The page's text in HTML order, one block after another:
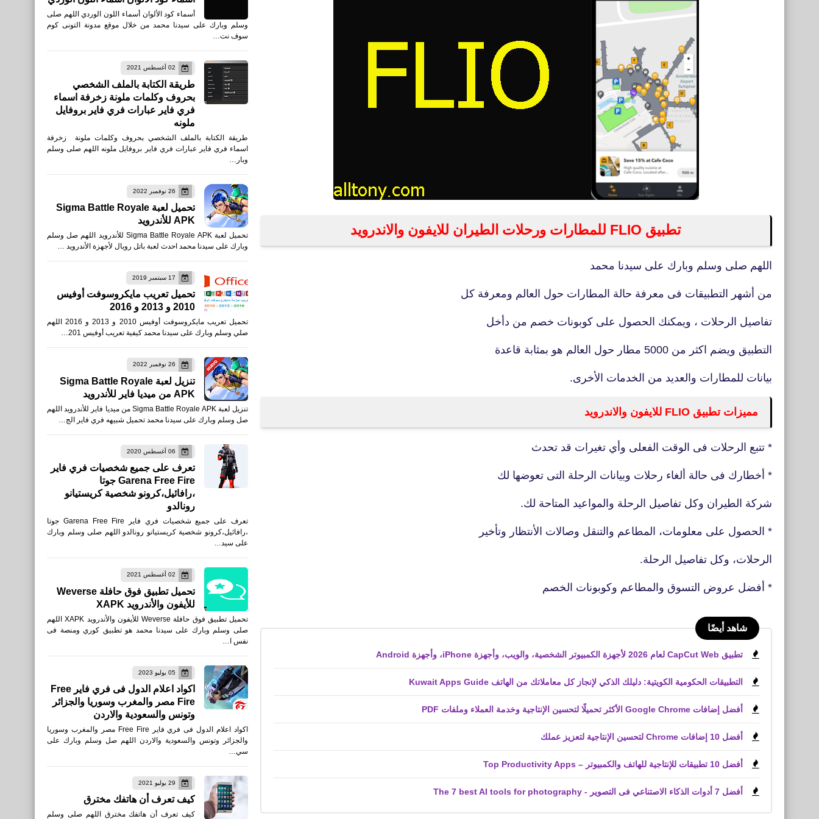
تطبيق FLIO للمطارات ورحلات الطيران للايفون والاندرويد
اللهم صلى وسلم وبارك على سيدنا محمد
من أشهر التطبيقات فى معرفة حالة المطارات حول العالم ومعرفة كل
تفاصيل الرحلات ، ويمكنك الحصول على كوبونات خصم من دأخل
التطبيق ويضم اكثر من 5000 مطار حول العالم هو بمثابة قاعدة
بيانات للمطارات والعديد من الخدمات الأخرى.
مميزات تطبيق FLIO للايفون والاندرويد
* تتبع الرحلات فى الوقت الفعلى وأي تغيرات قد تحدث
* أخطارك فى حالة ألغاء رحلات وبيانات الرحلة التى تعوضها لك
شركة الطيران وكل تفاصيل الرحلة والمواعيد المتاحة لك.
* الحصول على معلومات، المطاعم والتنقل وصالات الأنتظار وتأخير
الرحلات، وكل تفاصيل الرحلة.
* أفضل عروض التسوق والمطاعم وكوبونات الخصم
شاهد أيضًا
تطبيق CapCut Web لعام 2026 لأجهزة الكمبيوتر الشخصية، والويب، وأجهزة iPhone، وأجهزة Android
التطبيقات الحكومية الكويتية: دليلك الذكي لإنجاز كل معاملاتك من الهاتف Kuwait Apps Guide
أفضل إضافات Google Chrome الأكثر تحميلًا لتحسين الإنتاجية وخدمة العملاء وملفات PDF
أفضل 10 إضافات Chrome لتحسين الإنتاجية لتعزيز عملك
أفضل 10 تطبيقات للإنتاجية للهاتف والكمبيوتر – Top Productivity Apps
أفضل 7 أدوات الذكاء الاصتناعي فى التصوير - The 7 best AI tools for photography
أسماء كود الألوان أسماء اللون الوردي اللهم صلى
وسلم وبارك على سيدنا محمد من خلال موقع مدونة التونى كوم
سوف نت…
02 أغسطس 2021
طريقة الكتابة بالملف الشخصي
بحروف وكلمات ملونة زخرفة اسماء
فري فاير عبارات فري فاير بروفايل
ملونه
طريقة الكتابة بالملف الشخصي بحروف وكلمات ملونة زخرفة
اسماء فري فاير عبارات فري فاير بروفايل ملونه اللهم صلى وسلم
وبار…
26 نوفمبر 2022
تحميل لعبة Sigma Battle Royale
APK للأندرويد
تحميل لعبة Sigma Battle Royale APK للأندرويد اللهم صل وسلم
وبارك على سيدنا محمد احدث لعبة باتل رويال لأجهزة الأندرويد …
17 سبتمبر 2019
تحميل تعريب مايكروسوفت أوفيس
2010 و 2013 و 2016
تحميل تعريب مايكروسوفت أوفيس 2010 و 2013 و 2016 اللهم
صلي وسلم وبارك على سيدنا محمد كيفية تعريب أوفيس 201…
26 نوفمبر 2022
تنزيل لعبة Sigma Battle Royale
APK من ميديا فاير للأندرويد
تنزيل لعبة Sigma Battle Royale APK من ميديا فاير للأندرويد اللهم
صل وسلم وبارك على سيدنا محمد تحميل شبيهه فري فاير الج…
06 أغسطس 2020
تعرف على جميع شخصيات فري فاير
Garena Free Fire جوتا
،رافائيل،كرونو شخصية كريستيانو
رونالدو
تعرف على جميع شخصيات فري فاير Garena Free Fire جوتا
،رافائيل،كرونو شخصية كريستيانو رونالدو اللهم صلى وسلم وبارك
على سيد…
02 أغسطس 2021
تحميل تطبيق فوق حافلة Weverse
للأيفون والأندرويد XAPK
تحميل تطبيق فوق حافلة Weverse للأيفون والأندرويد XAPK اللهم
صلى وسلم وبارك على سيدنا محمد هو تطبيق كوري ومنصة فى
نفس ا…
05 يوليو 2023
اكواد اعلام الدول فى فري فاير Free
Fire مصر والمغرب وسوريا والجزائر
وتونس والسعودية والاردن
اكواد اعلام الدول فى فري فاير Free Fire مصر والمغرب وسوريا
والجزائر وتونس والسعودية والاردن اللهم صل وسلم وبارك على
سي…
29 يوليو 2021
كيف تعرف أن هاتفك مخترق
كيف تعرف أن هاتفك مخترق اللهم صلى وسلم
العاب
تنزيل لعبة محاكي تصليح
الكمبيوتر Computer Repair
Shop للكمبيوتر
رياضة
موعد مبارة النصر السعودي ضد
انتر ميامي ميسي أمام
كريستيانو رونالدو "الرقصة
الأخيرة"
رياضة
القنوات الناقلة لمباراة الهلال
وانتر ميامي ميسي أمام الهلال
29 يناير 2024
صحة
فوائد صحية لتنظيف أسنانك
بالخيط يومياً
28 يناير 2024
اخبار
موعد عرض مسلسل ثانوية